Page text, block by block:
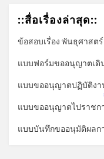
::สื่อเรื่องล่าสุด::
ข้อสอบเรื่อง พันธุศาสต
แบบฟอร์มขออนุญาตเดิ
แบบขออนุญาตปฏิบัติงา
แบบขออนุญาตไปราชก
แบบบันทึกขออนุมัติผลก